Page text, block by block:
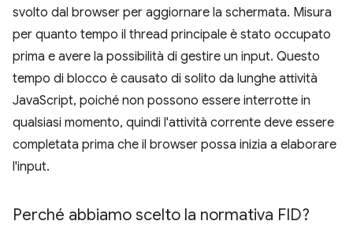
svolto dal browser per aggiornare la schermata. Misura
per quanto tempo il thread principale è stato occupato
prima e avere la possibilità di gestire un input. Questo
tempo di blocco è causato di solito da lunghe attività
JavaScript, poiché non possono essere interrotte in
qualsiasi momento, quindi l'attività corrente deve essere
completata prima che il browser possa inizia a elaborare
l'input.
Perché abbiamo scelto la normativa FID?